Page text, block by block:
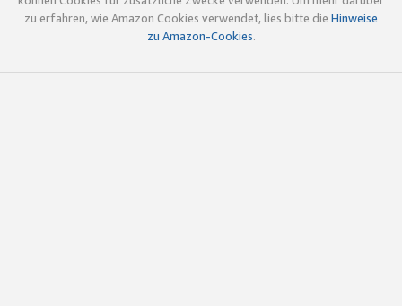
zu erfahren, wie Amazon Cookies verwendet, lies bitte die Hinweise
zu Amazon-Cookies.